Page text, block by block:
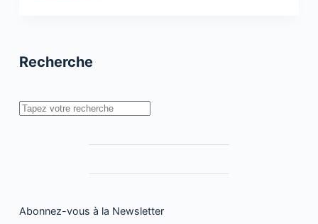
marocaine
Recherche
Rechercher
Abonnez-vous à la Newsletter